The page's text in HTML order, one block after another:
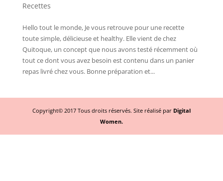
Recettes
Hello tout le monde, Je vous retrouve pour une recette
toute simple, délicieuse et healthy. Elle vient de chez
Quitoque, un concept que nous avons testé récemment où
tout ce dont vous avez besoin est contenu dans un panier
repas livré chez vous. Bonne préparation et...
Copyright© 2017 Tous droits réservés. Site réalisé par Digital
Women.